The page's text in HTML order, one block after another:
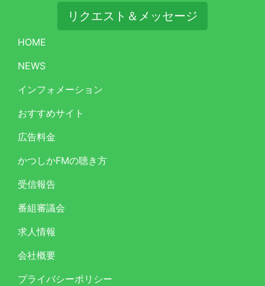
リクエスト＆メッセージ
HOME
NEWS
インフォメーション
おすすめサイト
広告料金
かつしかFMの聴き方
受信報告
番組審議会
求人情報
会社概要
プライバシーポリシー